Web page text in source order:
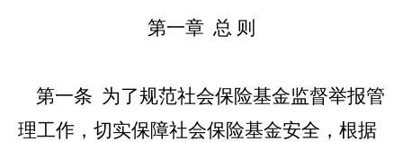
第一章 总 则
第一条 为了规范社会保险基金监督举报管
理工作，切实保障社会保险基金安全，根据